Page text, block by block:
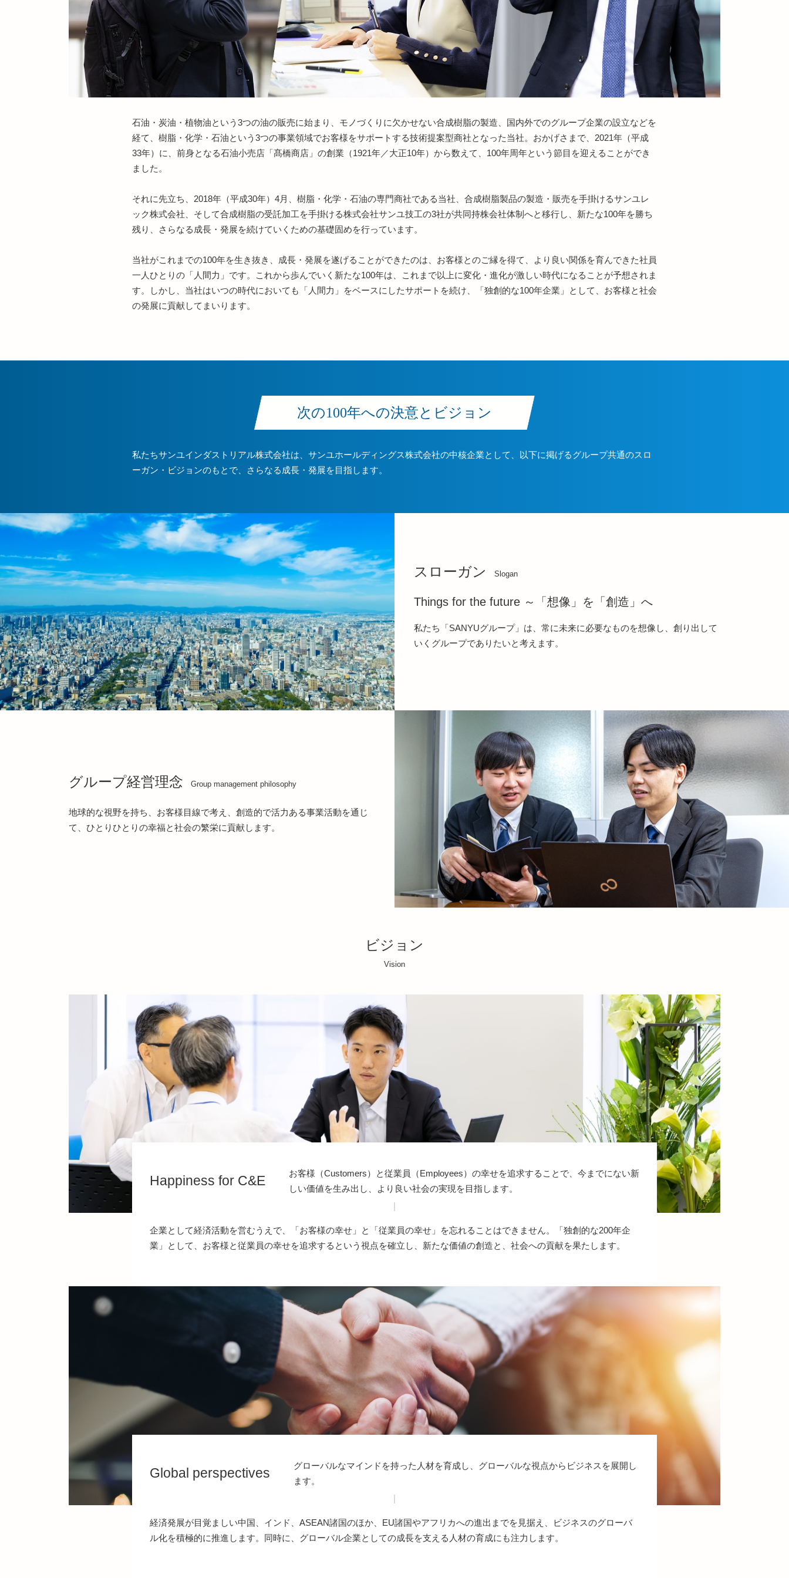
石油・炭油・植物油という3つの油の販売に始まり、モノづくりに欠かせない合成樹脂の製造、国内外でのグループ企業の設立などを
経て、樹脂・化学・石油という3つの事業領域でお客様をサポートする技術提案型商社となった当社。おかげさまで、2021年（平成
33年）に、前身となる石油小売店「髙橋商店」の創業（1921年／大正10年）から数えて、100年周年という節目を迎えることができ
ました。
それに先立ち、2018年（平成30年）4月、樹脂・化学・石油の専門商社である当社、合成樹脂製品の製造・販売を手掛けるサンユレ
ック株式会社、そして合成樹脂の受託加工を手掛ける株式会社サンユ技工の3社が共同持株会社体制へと移行し、新たな100年を勝ち
残り、さらなる成長・発展を続けていくための基礎固めを行っています。
当社がこれまでの100年を生き抜き、成長・発展を遂げることができたのは、お客様とのご縁を得て、より良い関係を育んできた社員
一人ひとりの「人間力」です。これから歩んでいく新たな100年は、これまで以上に変化・進化が激しい時代になることが予想されま
す。しかし、当社はいつの時代においても「人間力」をベースにしたサポートを続け、「独創的な100年企業」として、お客様と社会
の発展に貢献してまいります。
次の100年への決意とビジョン
私たちサンユインダストリアル株式会社は、サンユホールディングス株式会社の中核企業として、以下に掲げるグループ共通のスロ
ーガン・ビジョンのもとで、さらなる成長・発展を目指します。
スローガン Slogan
Things for the future ～「想像」を「創造」へ
私たち「SANYUグループ」は、常に未来に必要なものを想像し、創り出して
いくグループでありたいと考えます。
グループ経営理念 Group management philosophy
地球的な視野を持ち、お客様目線で考え、創造的で活力ある事業活動を通じ
て、ひとりひとりの幸福と社会の繁栄に貢献します。
ビジョン
Vision
Happiness for C&E
お客様（Customers）と従業員（Employees）の幸せを追求することで、今までにない新
しい価値を生み出し、より良い社会の実現を目指します。
企業として経済活動を営むうえで、「お客様の幸せ」と「従業員の幸せ」を忘れることはできません。「独創的な200年企
業」として、お客様と従業員の幸せを追求するという視点を確立し、新たな価値の創造と、社会への貢献を果たします。
Global perspectives
グローバルなマインドを持った人材を育成し、グローバルな視点からビジネスを展開し
ます。
経済発展が目覚ましい中国、インド、ASEAN諸国のほか、EU諸国やアフリカへの進出までを見据え、ビジネスのグローバ
ル化を積極的に推進します。同時に、グローバル企業としての成長を支える人材の育成にも注力します。